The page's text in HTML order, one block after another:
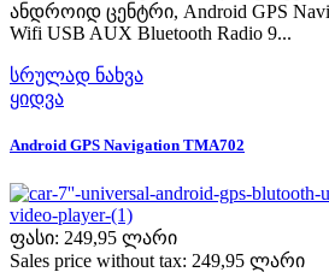
ანდროიდ ცენტრი, Android GPS
Wifi USB AUX Bluetooth Radio 9...
სრულად ნახვა
ყიდვა
Android GPS Navigation TMA702
ფასი: 249,95 ლარი
Sales price without tax: 249,95 ლარი